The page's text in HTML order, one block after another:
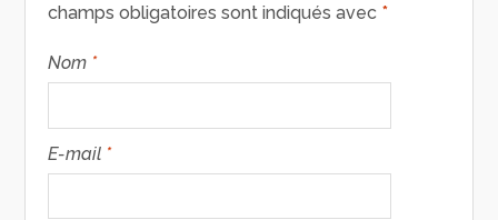
champs obligatoires sont indiqués avec *
Nom *
E-mail *